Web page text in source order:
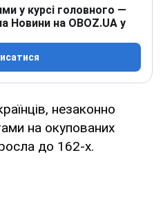
у курсі головного —
Новини на OBOZ.UA у
незаконно
на окупованих
до 162-х.